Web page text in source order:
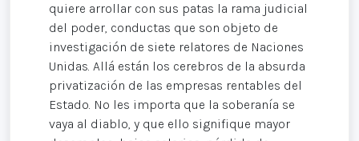
quiere arrollar con sus patas la rama judicial
del poder, conductas que son objeto de
investigación de siete relatores de Naciones
Unidas. Allá están los cerebros de la absurda
privatización de las empresas rentables del
Estado. No les importa que la soberanía se
vaya al diablo, y que ello signifique mayor